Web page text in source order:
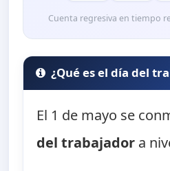
Cuenta regresiva en tiempo
¿Qué es el día del
El 1 de mayo se
del trabajador a